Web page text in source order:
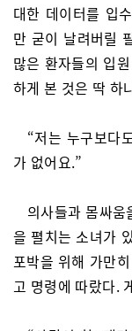
대한 데이터를 입
만 굳이 날려버릴
많은 환자들의 입
하게 본 것은 딱 하
“저는 누구보다
가 없어요.”
의사들과 몸싸
을 펼치는 소녀가
포박을 위해 가만
고 명령에 따랐다.